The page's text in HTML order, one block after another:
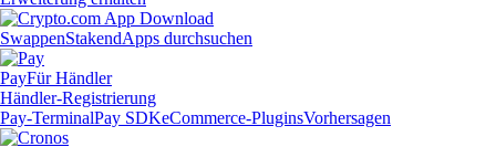
SwappenStakendApps durchsuchen
PayFür Händler
Händler-Registrierung
Pay-TerminalPay SDKeCommerce-PluginsVorhersagen